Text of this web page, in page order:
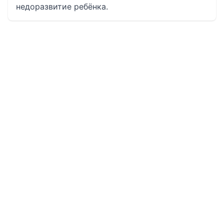
недоразвитие ребёнка.